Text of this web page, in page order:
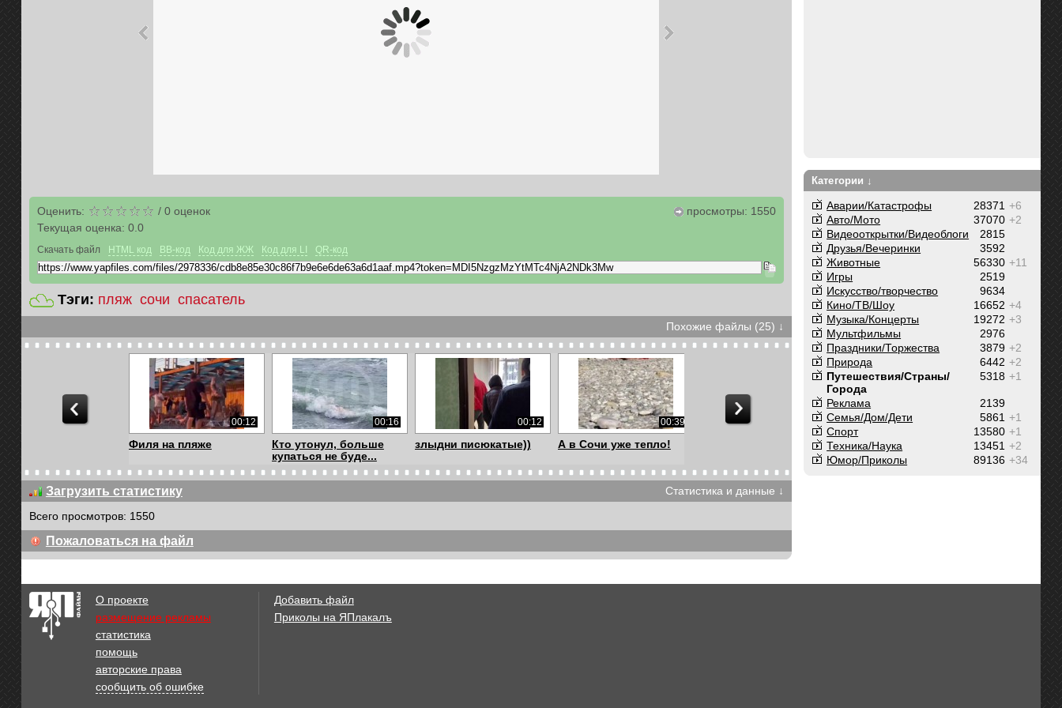
Оценить: / 0оценок
Текущая оценка: 0.0
просмотры: 1550
Скачать файл HTML код BB-код Код для ЖЖ Код для LI QR-код
Тэги: пляж сочи спасатель
Похожие файлы (25) ↓
00:12
Филя на пляже
00:16
Кто утонул, больше
купаться не буде...
00:12
злыдни писюкатые))
00:39
А в Сочи уже тепло!
00:28
сладкий сон
00:19
пляжный котик
00:12
сервис на все 10 звёзд
01:37
Мент-обломщик [18+]
Мент-обломщик [18+]
Загрузить статистику
Статистика и данные ↓
Всего просмотров: 1550
Пожаловаться на файл
Категории ↓
+6
28371
Аварии/Катастрофы
+2
37070
Авто/Мото
2815
Видеооткрытки/Видеоблоги
3592
Друзья/Вечеринки
+11
56330
Животные
2519
Игры
9634
Искусство/творчество
+4
16652
Кино/ТВ/Шоу
+3
19272
Музыка/Концерты
2976
Мультфильмы
+2
3879
Праздники/Торжества
+2
6442
Природа
+1
5318
Путешествия/Cтраны/
Города
2139
Реклама
+1
5861
Семья/Дом/Дети
+1
13580
Спорт
+2
13451
Техника/Наука
+34
89136
Юмор/Приколы
О проекте
размещение рекламы
статистика
помощь
авторские права
сообщить об ошибке
Добавить файл
Приколы на ЯПлакалъ